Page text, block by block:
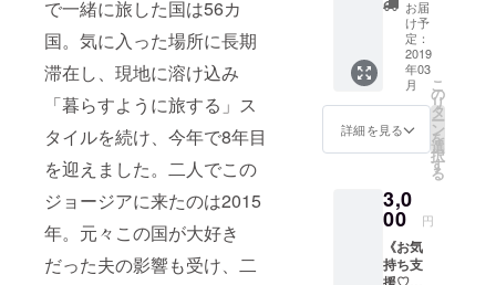
で一緒に旅した国は56カ
国。気に入った場所に長期
滞在し、現地に溶け込み
「暮らすように旅する」ス
タイルを続け、今年で8年目
を迎えました。二人でこの
ジョージアに来たのは2015
年。元々この国が大好き
だった夫の影響も受け、二
る」スタイ
ルを好み、
2015年から
は夫Tallyが
元々大好き
だった
ジョージア
ア）の首都
トビリシを
基点にし
紙コー
ス》 ①
お礼の
お手紙
nicoと
Tallyか
ら感謝
の気持
ちを込
筆お手
紙を、
ジョー
ジアよ
りお送
お届
け予
定：
2019
年03
月
詳細を見る
こ
の
リ
タ
ー
ン
を
選
択
す
る
3,0
00 円
《お気
持ち支